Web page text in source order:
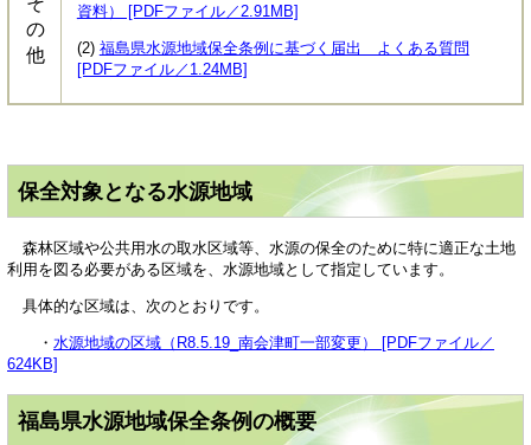
の
他
資料） [PDFファイル／2.91MB]
(2) 福島県水源地域保全条例に基づく届出 よくある質問
[PDFファイル／1.24MB]
保全対象となる水源地域
森林区域や公共用水の取水区域等、水源の保全のために特に適正な土地
利用を図る必要がある区域を、水源地域として指定しています。
具体的な区域は、次のとおりです。
・ 水源地域の区域（R8.5.19_南会津町一部変更） [PDFファイル／
624KB]
福島県水源地域保全条例の概要